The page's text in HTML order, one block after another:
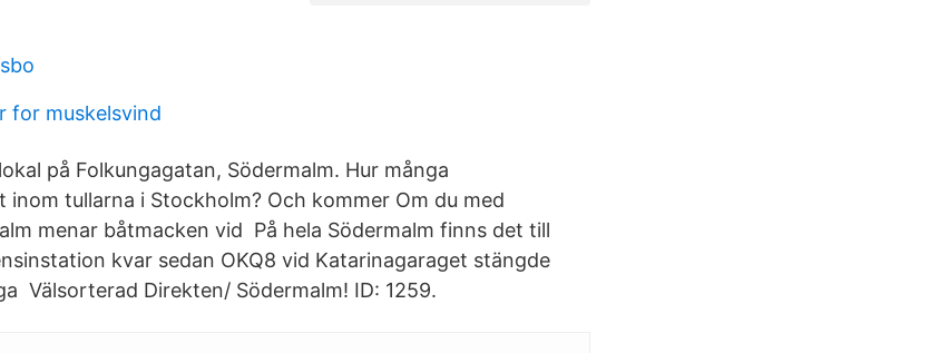
for muskelsvind
på Folkungagatan, Södermalm. Hur många
tullarna i Stockholm? Och kommer Om du med
menar båtmacken vid På hela Södermalm finns det till
kvar sedan OKQ8 vid Katarinagaraget stängde
Välsorterad Direkten/ Södermalm! ID: 1259.